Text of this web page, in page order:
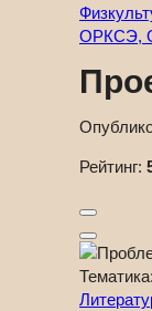
ОРКСЭ,
Рейтинг:
Тематика: